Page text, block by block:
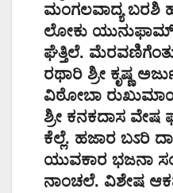
ಮಂಗಲವಾದ್ಯ ಬರಶಿ
ಲೋಕು
ಘೆತ್ತಿಲೆ. ಮೆರವಣಿಗೆಂತು
ರಥಾರಿ ಶ್ರೀ ಕೃಷ್ಣ
ವಿಠೋಬಾ
ಶ್ರೀ ಕನಕದಾಸ ವೇಷ
ಕೆಲ್ಲೆ. ಹಜಾರ ಬಽರಿ
ಯುವಕಾರ ಭಜನಾ
ನಾಂಚಲೆ. ವಿಶೇಷ